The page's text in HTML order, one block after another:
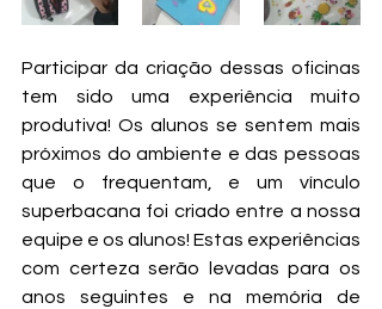
Participar da criação dessas oficinas
tem sido uma experiência muito
produtiva! Os alunos se sentem mais
próximos do ambiente e das pessoas
que o frequentam, e um vínculo
superbacana foi criado entre a nossa
equipe e os alunos! Estas experiências
com certeza serão levadas para os
anos seguintes e na memória de